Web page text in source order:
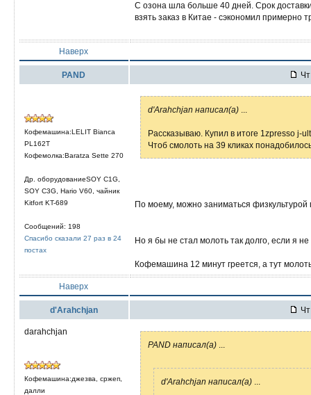
С озона шла больше 40 дней. Срок
взять заказ в Китае - сэкономил примерно
Наверх
PAND
Кофемашина:LELIT Bianca
PL162T
Кофемолка:Baratza Sette 270
Др. оборудованиеSOY C1G,
SOY C3G, Hario V60, чайник
Kitfort KT-689
Сообщений: 198
Спасибо сказали 27 раз в 24
постах
d'Arahchjan написал(а)
Рассказываю. Купил в итоге 1zpresso j-
Чтоб смолоть на 39 кликах
По моему, можно заниматься физкультурой
Но я бы не стал молоть так долго, если я
Кофемашина 12 минут греется, а тут
Наверх
d'Arahchjan
darahchjan
Кофемашина:джезва, сржеп,
далли
PAND написал(а)
d'Arahchjan написал(а)